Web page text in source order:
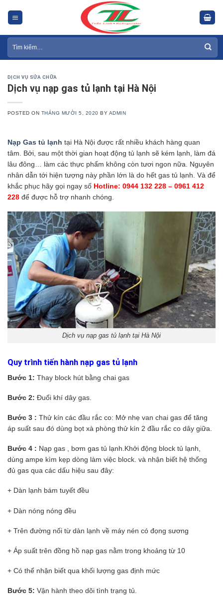
content
Tìm
kiếm:
DỊCH VỤ SỬA CHỮA
Dịch vụ nạp gas tủ lạnh tại Hà Nội
POSTED ON THÁNG MƯỜI 5, 2020 BY ADMIN
Nạp Gas tủ lạnh tại Hà Nội được rất nhiều khách hàng quan
tâm. Bởi, sau một thời gian hoạt động tủ lạnh sẽ kém lạnh, làm đá
lâu đông… làm các thực phẩm không còn tươi ngon nữa. Nguyên
nhân dẫn tới hiện tượng này phần lớn là do hết gas tủ lạnh. Và để
khắc phục hãy gọi ngay số Hotline: 0944 132 228 – 0961 412
228 để được hỗ trợ nhanh chóng.
Dịch vụ nạp gas tủ lạnh tại Hà Nội
Quy trình tiến hành nạp gas tủ lạnh
Bước 1: Thay block hút bằng chai gas
Bước 2: Đuổi khí dây gas.
Bước 3 : Thử kín các đầu rắc co: Mở nhẹ van chai gas để tăng
áp suất sau đó dùng bọt xà phòng thử kín 2 đầu rắc co dây giữa.
Bước 4 : Nạp gas , bơm gas tủ lạnh.Khởi động block tủ lạnh,
dùng ampe kìm kẹp dòng làm việc block. và nhận biết hệ thống
đủ gas qua các dấu hiệu sau đây:
+ Dàn lạnh bám tuyết đều
+ Dàn nóng nóng đều
+ Trên đường nối từ dàn lạnh về máy nén có đọng sương
+ Áp suất trên đồng hồ nạp gas nằm trong khoảng từ 10
+ Có thể nhận biết qua khối lượng gas định mức
Bước 5: Vận hành theo dõi tình trạng tủ.